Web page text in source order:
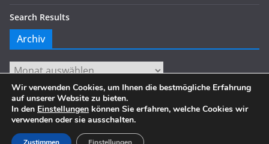
Search Results
Archiv
Archiv
Copyright © 2026. Alle Rechte vorbehalten.
Theme:ColorMag von ThemeGrill. Präsentiert von
Wir verwenden Cookies, um Ihnen die bestmögliche Erfahrung
auf unserer Website zu bieten.
In den Einstellungen können Sie erfahren, welche Cookies wir
verwenden oder sie ausschalten.